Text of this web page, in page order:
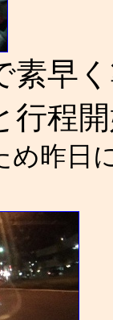
素早
行程
昨日